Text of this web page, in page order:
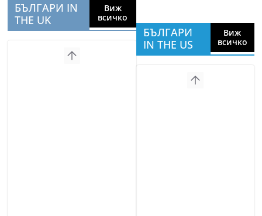
БЪЛГАРИ IN
THE UK
Виж
всичко
БЪЛГАРИ
IN THE US
Виж
всичко